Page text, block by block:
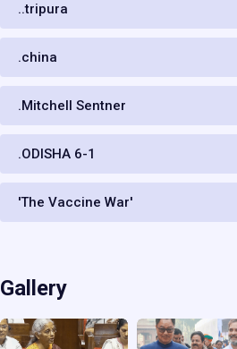
..tripura
.china
.Mitchell Sentner
.ODISHA 6-1
'The Vaccine War'
Gallery